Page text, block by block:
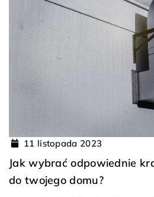
11 listopada 2023
Jak wybrać odpowiednie
do twojego domu?